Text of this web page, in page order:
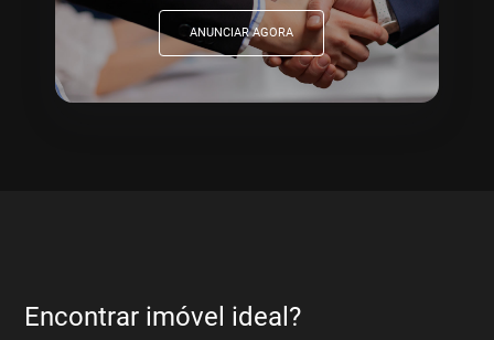
ANUNCIAR AGORA
Encontrar imóvel ideal?